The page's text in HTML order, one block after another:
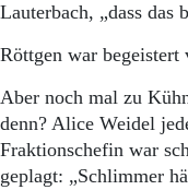
Lauterbach, „dass das
Röttgen war begeistert
Aber noch mal zu
denn? Alice Weidel
Fraktionschefin war
geplagt: „Schlimmer